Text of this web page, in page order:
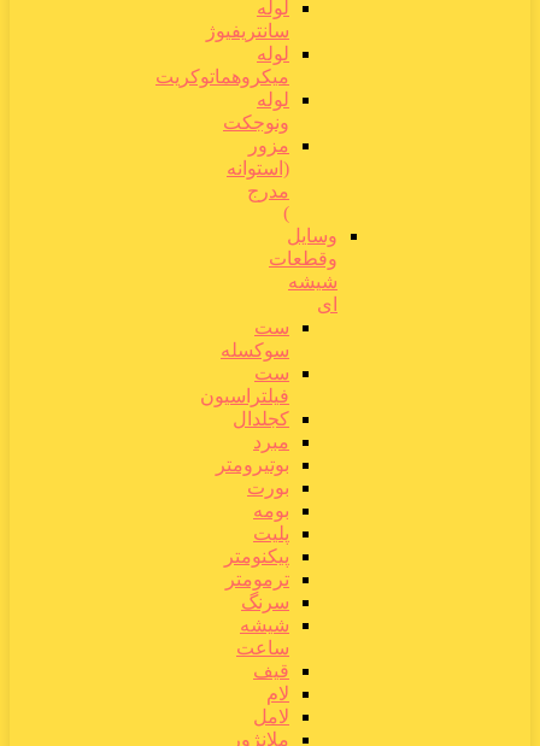
لوله
سانتریفیوژ
لوله
میکروهماتوکریت
لوله
ونوجکت
مزور
(استوانه
مدرج
)
وسایل
وقطعات
شیشه
ای
ست
سوکسله
ست
فیلتراسیون
کجلدال
مبرد
بوتیرومتر
بورت
بومه
پلیت
پیکنومتر
ترمومتر
سرنگ
شیشه
ساعت
قیف
لام
لامل
ملانژور